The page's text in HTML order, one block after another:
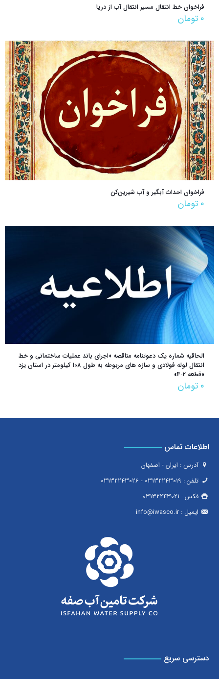
فراخوان خط انتقال مسیر انتقال آب از دریا
۰ تومان
فراخوان احداث آبگیر و آب شیرین‌کن
۰ تومان
الحاقیه شماره یک دعوتنامه مناقصه‌ «اجراي باند عمليات ساختماني و خط
انتقال لوله فولادي و سازه هاي مربوطه به طول 108 كيلومتر در استان يزد
«قطعه 2-4»
۰ تومان
اطلاعات تماس
آدرس : ایران - اصفهان
تلفن : 03132243019
-
03132243026
فکس : 03132243021
ایمیل :info@iwasco.ir
دسترسی سریع